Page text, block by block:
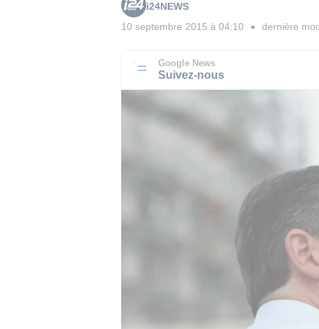
i24NEWS
10 septembre 2015 à 04:10 ■ dernière
Google News
Suivez-nous